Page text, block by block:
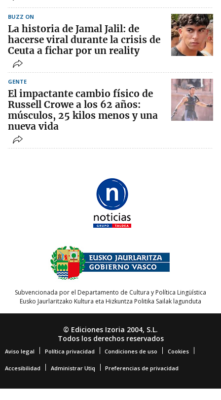
BUZZ ON
La historia de Jamal Jalil: de
hacerse viral durante la crisis de
Ceuta a fichar por un reality
GENTE
El impactante cambio físico de
Russell Crowe a los 62 años:
músculos, 25 kilos menos y una
nueva vida
Subvencionada por el Departamento de Cultura y Política Lingüística
Eusko Jaurlaritzako Kultura eta Hizkuntza Politika Sailak lagunduta
© Ediciones Izoria 2004, S.L.
Todos los derechos reservados
Aviso legal Política privacidad Condiciones de uso Cookies
Accesibilidad Administrar Utiq Preferencias de privacidad